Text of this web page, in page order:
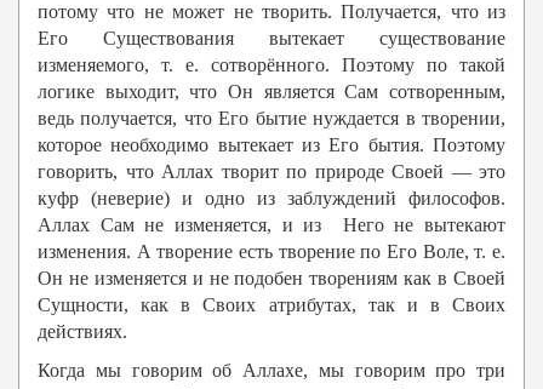
потому что не может не творить. Получается, что из
Его Существования вытекает существование
изменяемого, т. е. сотворённого. Поэтому по такой
логике выходит, что Он является Сам сотворенным,
ведь получается, что Его бытие нуждается в творении,
которое необходимо вытекает из Его бытия. Поэтому
говорить, что Аллах творит по природе Своей — это
куфр (неверие) и одно из заблуждений философов.
Аллах Сам не изменяется, и из Него не вытекают
изменения. А творение есть творение по Его Воле, т. е.
Он не изменяется и не подобен творениям как в Своей
Сущности, как в Своих атрибутах, так и в Своих
действиях.
Когда мы говорим об Аллахе, мы говорим про три